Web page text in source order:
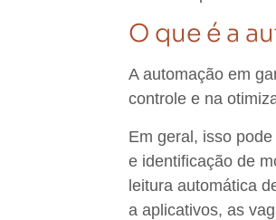
O que é a
A automação em
controle e na
Em geral, isso
e identificação de
leitura automática
a aplicativos, as